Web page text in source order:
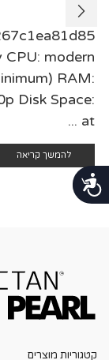
נגישות
modern
RAM:
Disk Space:
at ...
להמשך קריאה
קטגוריות מוצרים